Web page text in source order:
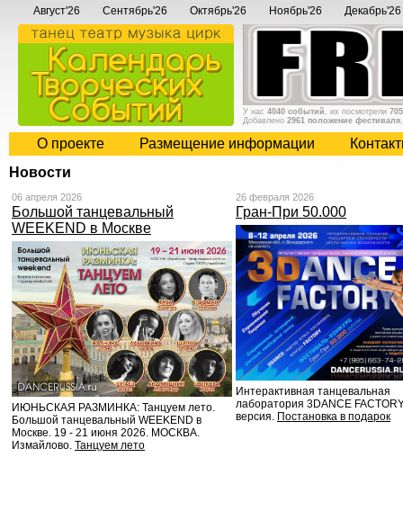
Август'26 Сентябрь'26 Октябрь'26 Ноябрь'26 Декабрь'26
У нас 4040 событий , их посмотрели
Добавлено 2961 положение фестиваля
О проекте Размещение информации
Новости
06 апреля 2026
Большой танцевальный
WEEKEND в Москве
ИЮНЬСКАЯ РАЗМИНКА: Танцуем лето.
Большой танцевальный WEEKEND в
Москве. 19 - 21 июня 2026. МОСКВА.
Измайлово. Танцуем лето
26 февраля 2026
Гран-При 50.000
Интерактивная танцевальная
лаборатория 3DANCE
версия. Постановка в подарок